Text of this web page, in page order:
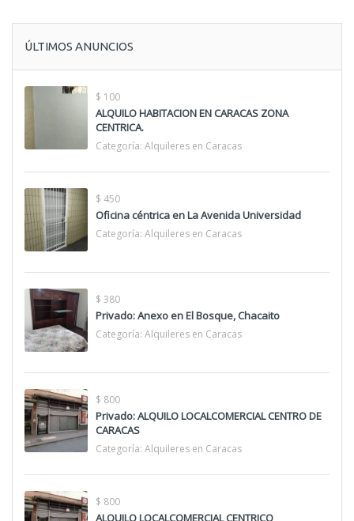
ÚLTIMOS ANUNCIOS
$ 100
ALQUILO HABITACION EN CARACAS ZONA
CENTRICA.
Categoría: Alquileres en Caracas
$ 450
Oficina céntrica en La Avenida Universidad
Categoría: Alquileres en Caracas
$ 380
Privado: Anexo en El Bosque, Chacaito
Categoría: Alquileres en Caracas
$ 800
Privado: ALQUILO LOCALCOMERCIAL CENTRO DE
CARACAS
Categoría: Alquileres en Caracas
$ 800
ALQUILO LOCALCOMERCIAL CENTRICO